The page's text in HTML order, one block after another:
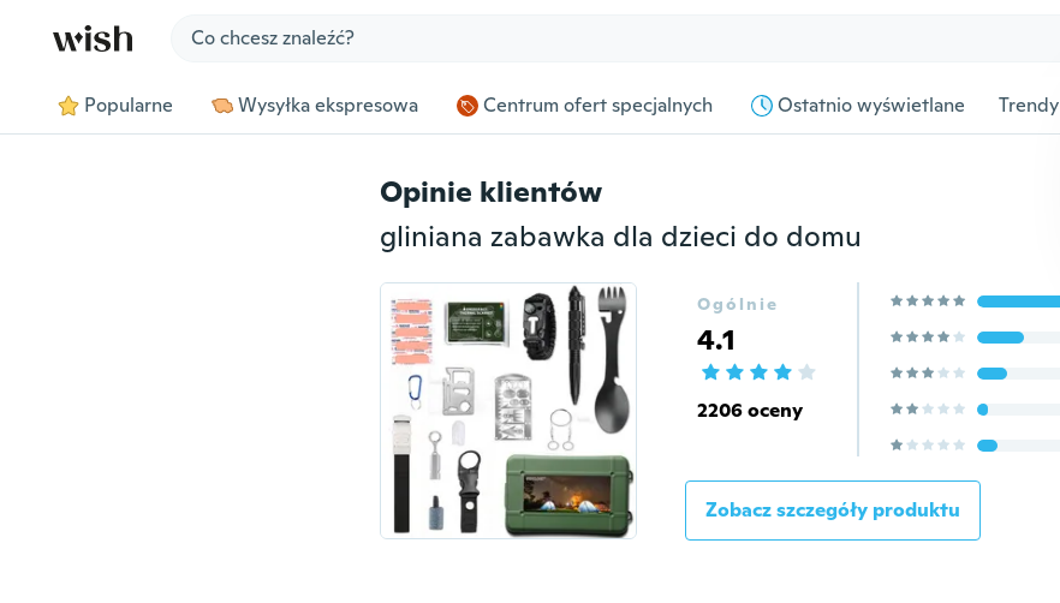
Popularne Wysyłka ekspresowa Centrum ofert specjalnych Ostatnio wyświetlane Trendy
Opinie klientów
gliniana zabawka dla dzieci do domu
Ogólnie
4.1
2206 oceny
Zobacz szczegóły produktu